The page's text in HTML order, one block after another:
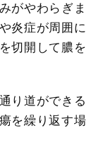
がやわらぎま
炎症が周囲に
切開して膿を
り道ができる
を繰り返す場